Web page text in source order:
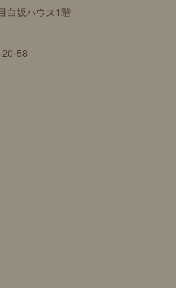
白坂ハウス1階
20-58